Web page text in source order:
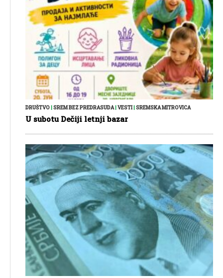
DRUŠTVO SREM BEZ PREDRASUDA| VESTI| SREMSKA MITROVICA
U subotu Dečiji letnji bazar